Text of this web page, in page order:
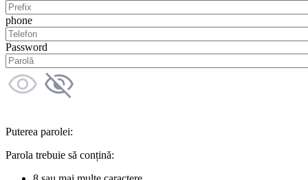
phone
Password
Puterea parolei:
Parola trebuie să conțină: